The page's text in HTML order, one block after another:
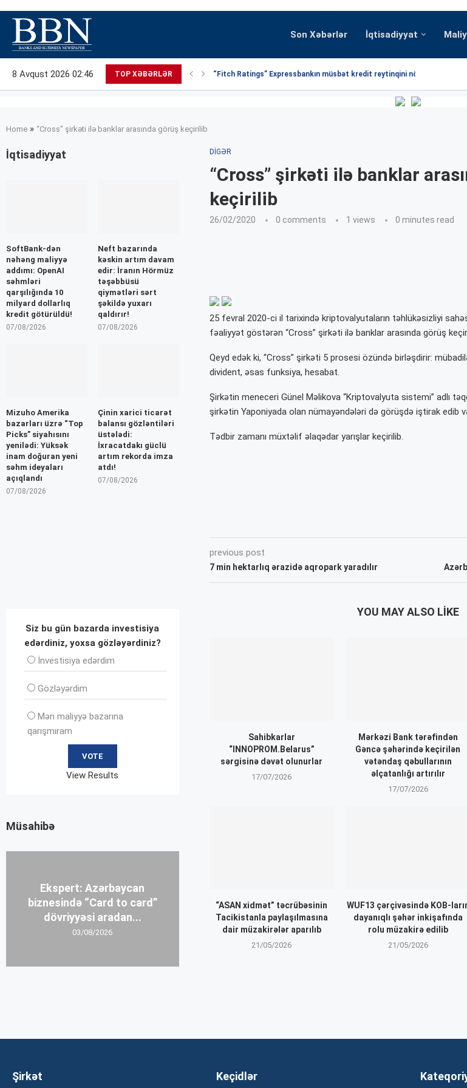
Son Xəbərlər İqtisadiyyat
8 Avqust 2026 02:46 TOP XƏBƏRLƏR “Fitch Ratings” Expressbankın müsbət kredit reytinqini növbəti dəfə...
Home » “Cross” şirkəti ilə banklar arasında görüş keçirilib
DIGƏR
“Cross” şirkəti ilə banklar
keçirilib
26/02/2020 0 comments 1 views 0 minutes read
25 fevral 2020-ci il tarixində kriptovalyutaların təhlükəsizliyi
fəaliyyət göstərən “Cross” şirkəti ilə banklar arasında görüş
Qeyd edək ki, “Cross” şirkəti 5 prosesi özündə birləşdirir:
divident, əsas funksiya, hesabat.
Şirkətin meneceri Günel Məlikova “Kriptovalyuta sistemi” adlı
şirkətin Yaponiyada olan nümayəndələri də görüşdə iştirak edib və
Tədbir zamanı müxtəlif əlaqədar yarışlar keçirilib.
previous post
7 min hektarlıq ərazidə aqropark yaradılır
YOU MAY ALSO LIKE
Sahibkarlar
“INNOPROM.Belarus”
sərgisinə dəvət olunurlar
17/07/2026
Mərkəzi Bank tərəfindən
Gəncə şəhərində keçirilən
vətəndaş qəbullarının
əlçatanlığı artırılır
17/07/2026
“ASAN xidmət” təcrübəsinin
Tacikistanla paylaşılmasına
dair müzakirələr aparılıb
21/05/2026
WUF13 çərçivəsində KOB-
dayanıqlı şəhər inkişafında
rolu müzakirə edilib
21/05/2026
İqtisadiyyat
SoftBank-dən
nəhəng maliyyə
addımı: OpenAI
səhmləri
qarşılığında 10
milyard dollarlıq
kredit götürüldü!
07/08/2026
Neft bazarında
kəskin artım davam
edir: İranın Hörmüz
təşəbbüsü
qiymətləri sərt
şəkildə yuxarı
qaldırır!
07/08/2026
Mizuho Amerika
bazarları üzrə “Top
Picks” siyahısını
yenilədi: Yüksək
inam doğuran yeni
səhm ideyaları
açıqlandı
07/08/2026
Çinin xarici ticarət
balansı gözləntiləri
üstələdi:
İxracatdakı güclü
artım rekorda imza
atdı!
07/08/2026
Siz bu gün bazarda investisiya
edərdiniz, yoxsa gözləyərdiniz?
İnvеstisiya edərdim
Gözləyərdim
Mən maliyyə bazarına
qarışmıram
View Results
Müsahibə
Ekspert: Azərbaycan
biznesində “Card to card”
dövriyyəsi aradan...
03/08/2026
Şirkət Keçidlər